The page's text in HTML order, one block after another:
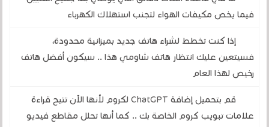
فيما يخص مكيفات الهواء لتجنب استهلاك الكهرباء
إذا كنت تخطط لشراء هاتف جديد بميزانية محدودة،
فسيتعين عليك انتظار هاتف شاومي هذا .. سيكون أفضل هاتف
رخيص لهذا العام
قم بتحميل إضافة ChatGPT لكروم لأنها الآن تتيح قراءة
علامات تبويب كروم الخاصة بك .. كما أنها تحلل مقاطع فيديو